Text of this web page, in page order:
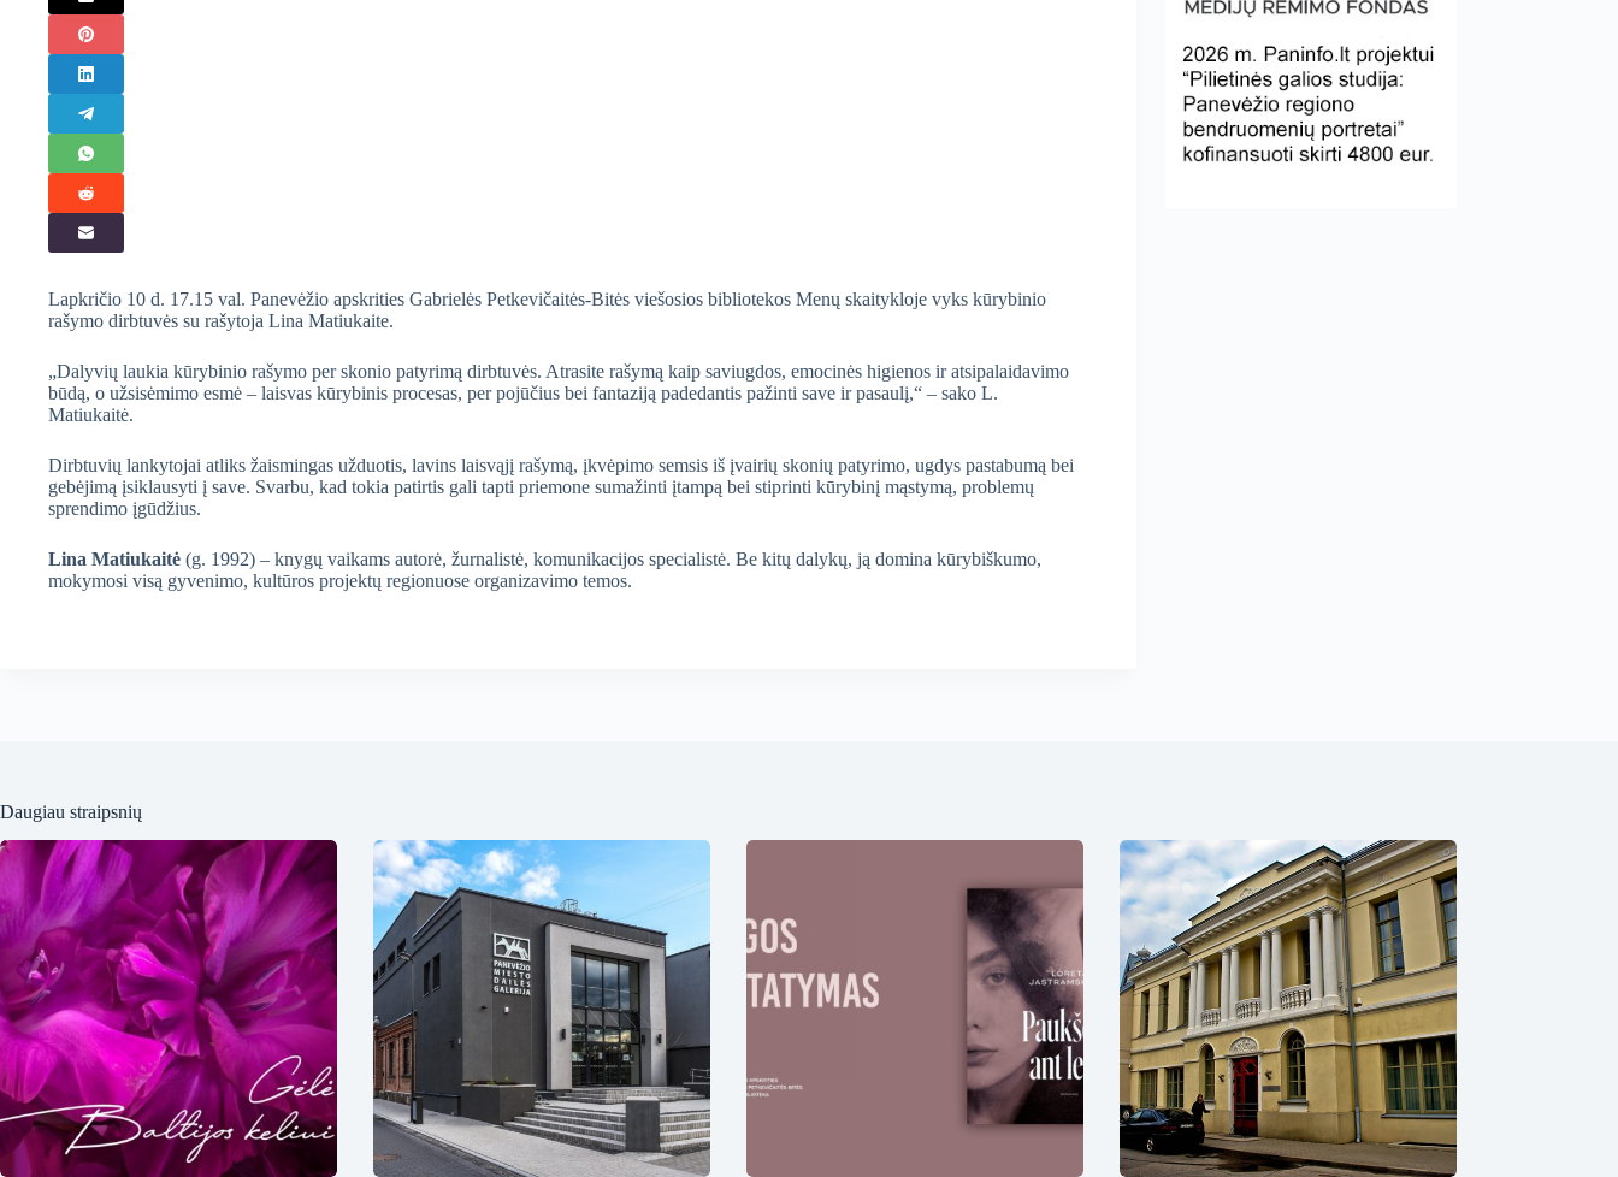
Lapkričio 10 d. 17.15 val. Panevėžio apskrities Gabrielės Petkevičaitės-Bitės viešosios bibliotekos Menų skaitykloje vyks kūrybinio
rašymo dirbtuvės su rašytoja Lina Matiukaite.
„Dalyvių laukia kūrybinio rašymo per skonio patyrimą dirbtuvės. Atrasite rašymą kaip saviugdos, emocinės higienos ir atsipalaidavimo
būdą, o užsisėmimo esmė – laisvas kūrybinis procesas, per pojūčius bei fantaziją padedantis pažinti save ir pasaulį,“ – sako L.
Matiukaitė.
Dirbtuvių lankytojai atliks žaismingas užduotis, lavins laisvąjį rašymą, įkvėpimo semsis iš įvairių skonių patyrimo, ugdys pastabumą bei
gebėjimą įsiklausyti į save. Svarbu, kad tokia patirtis gali tapti priemone sumažinti įtampą bei stiprinti kūrybinį mąstymą, problemų
sprendimo įgūdžius.
Lina Matiukaitė (g. 1992) – knygų vaikams autorė, žurnalistė, komunikacijos specialistė. Be kitų dalykų, ją domina kūrybiškumo,
mokymosi visą gyvenimo, kultūros projektų regionuose organizavimo temos.
Daugiau straipsnių